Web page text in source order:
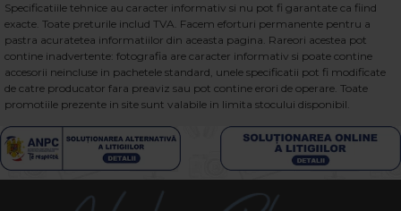
Specificatiile tehnice au caracter informativ si nu pot fi garantate ca fiind
exacte. Toate preturile includ TVA. Facem eforturi permanente pentru a
pastra acuratetea informatiilor din aceasta pagina. Rareori acestea pot
contine inadvertente: fotografia are caracter informativ si poate contine
accesorii neincluse in pachetele standard, unele specificatii pot fi modificate
de catre producator fara preaviz sau pot contine erori de operare. Toate
promotiile prezente in site sunt valabile in limita stocului disponibil.